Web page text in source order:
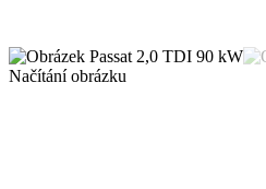
Načítání obrázku